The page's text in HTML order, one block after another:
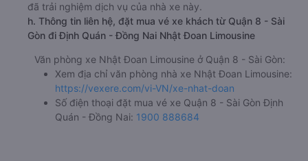
đã trải nghiệm dịch vụ của nhà xe này.
h. Thông tin liên hệ, đặt mua vé xe khách từ Quận 8 - Sài
Gòn đi Định Quán - Đồng Nai Nhật Đoan Limousine
Văn phòng xe Nhật Đoan Limousine ở Quận 8 - Sài Gòn:
Xem địa chỉ văn phòng nhà xe Nhật Đoan Limousine:
https://vexere.com/vi-VN/xe-nhat-doan
Số điện thoại đặt mua vé xe Quận 8 - Sài Gòn Định
Quán - Đồng Nai: 1900 888684